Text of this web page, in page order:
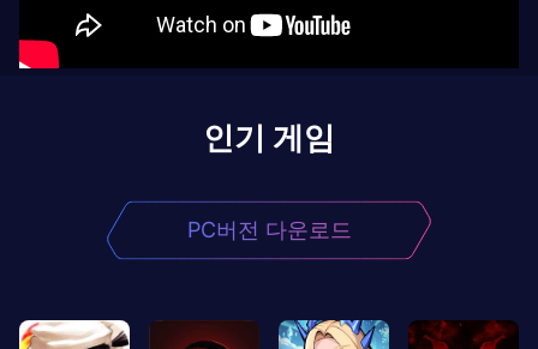
인기 게임
PC버전 다운로드